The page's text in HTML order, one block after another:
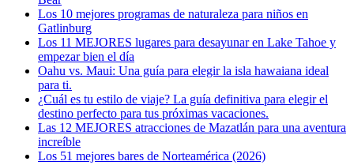
Los 10 mejores programas de naturaleza para niños en
Gatlinburg
Los 11 MEJORES lugares para desayunar en Lake Tahoe y
empezar bien el día
Oahu vs. Maui: Una guía para elegir la isla hawaiana ideal
para ti.
¿Cuál es tu estilo de viaje? La guía definitiva para elegir el
destino perfecto para tus próximas vacaciones.
Las 12 MEJORES atracciones de Mazatlán para una aventura
increíble
Los 51 mejores bares de Norteamérica (2026)